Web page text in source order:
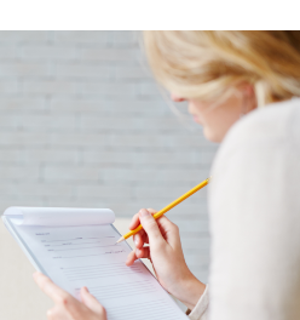
для
взрослых
здоровье